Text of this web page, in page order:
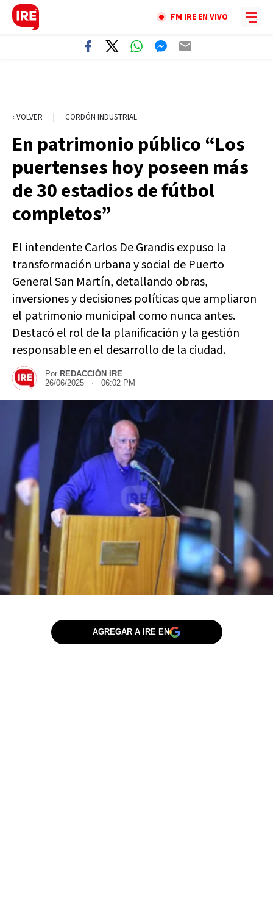
FM IRE EN VIVO
‹ VOLVER | CORDÓN INDUSTRIAL
En patrimonio público “Los
puertenses hoy poseen más
de 30 estadios de fútbol
completos”
El intendente Carlos De Grandis expuso la
transformación urbana y social de Puerto
General San Martín, detallando obras,
inversiones y decisiones políticas que ampliaron
el patrimonio municipal como nunca antes.
Destacó el rol de la planificación y la gestión
responsable en el desarrollo de la ciudad.
Por REDACCIÓN IRE
26/06/2025 · 06:02 PM
AGREGAR A IRE EN